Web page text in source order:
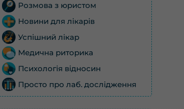
Розмова з юристом
Новини для лікарів
Успішний лікар
Медична риторика
Психологія відносин
Просто про лаб. дослідження